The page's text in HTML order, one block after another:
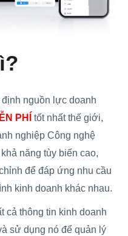
nguồn lực doanh
PHÍ
tốt nhất thế giới,
nghiệp Công nghệ
năng tùy biến cao,
để đáp ứng nhu cầu
kinh doanh khác nhau.
cả thông tin kinh doanh
sử dụng nó để quản lý